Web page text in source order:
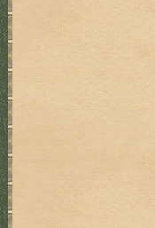
Оглавление